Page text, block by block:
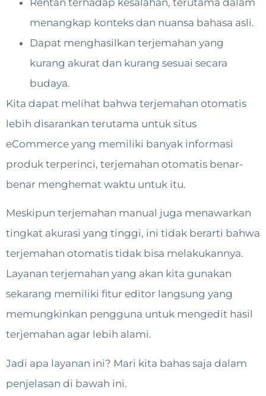
menangkap konteks dan nuansa bahasa asli.
Dapat menghasilkan terjemahan yang
kurang akurat dan kurang sesuai secara
budaya.
Kita dapat melihat bahwa terjemahan otomatis
lebih disarankan terutama untuk situs
eCommerce yang memiliki banyak informasi
produk terperinci, terjemahan otomatis benar-
benar menghemat waktu untuk itu.
Meskipun terjemahan manual juga menawarkan
tingkat akurasi yang tinggi, ini tidak berarti bahwa
terjemahan otomatis tidak bisa melakukannya.
Layanan terjemahan yang akan kita gunakan
sekarang memiliki fitur editor langsung yang
memungkinkan pengguna untuk mengedit hasil
terjemahan agar lebih alami.
Jadi apa layanan ini? Mari kita bahas saja dalam
penjelasan di bawah ini.